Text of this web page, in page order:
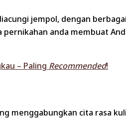
jempol, dengan
anda membuat
– Paling Recommended!
menggabungkan cita rasa